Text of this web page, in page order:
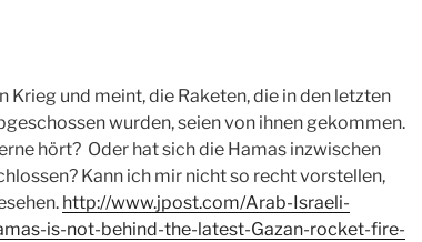
Krieg und meint, die Raketen, die in den letzten
wurden, seien von ihnen gekommen.
hört? Oder hat sich die Hamas inzwischen
Kann ich mir nicht so recht vorstellen,
http://www.jpost.com/Arab-Israeli-
is-not-behind-the-latest-Gazan-rocket-fire-